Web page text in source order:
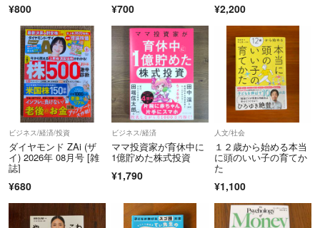
¥800 ¥700 ¥2,200
ビジネス/経済/投資
ダイヤモンド ZAi (ザ
イ) 2026年 08月号 [雑
誌]
¥680
ビジネス/経済
ママ投資家が育休中に
1億貯めた株式投資
¥1,790
人文/社会
１２歳から始める本当
に頭のいい子の育てか
た
¥1,100